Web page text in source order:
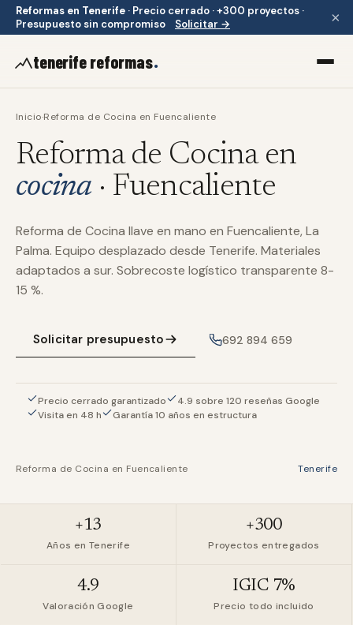
Reformas en Tenerife · Precio cerrado · +300 proyectos ·
Presupuesto sin compromiso
Solicitar → ×
tenerife reformas.
Inicio·Reforma de Cocina en Fuencaliente
Reforma de Cocina en
cocina · Fuencaliente
Reforma de Cocina llave en mano en Fuencaliente, La
Palma. Equipo desplazado desde Tenerife. Materiales
adaptados a sur. Sobrecoste logístico transparente 8-
15 %.
Solicitar presupuesto 692 894 659
Precio cerrado garantizado
4.9 sobre 120 reseñas Google
Visita en 48 h
Garantía 10 años en estructura
Reforma de Cocina en Fuencaliente Tenerife
+13
Años en Tenerife
+300
Proyectos entregados
4.9
Valoración Google
IGIC 7%
Precio todo incluido